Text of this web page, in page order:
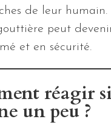
de leur
peut
et en sécurité.
réagir
un peu ?